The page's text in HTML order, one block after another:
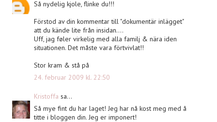
Så nydelig kjole, flinke du!!!
Förstod av din kommentar till "dokumentär inlägget"
att du kände lite från insidan....
Uff, jag føler virkelig med alla familj & nära iden
situationen. Det måste vara förtvivlat!!
Stor kram & stå på
24. februar 2009 kl. 22:50
Kristoffa sa...
Så mye fint du har laget! Jeg har nå kost meg med å
titte i bloggen din. Jeg er imponert!